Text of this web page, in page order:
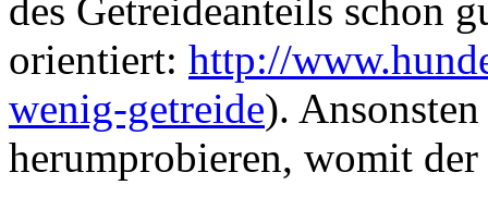
des Getreideanteils schon
orientiert: http://
wenig-getreide).
herumprobieren, womit